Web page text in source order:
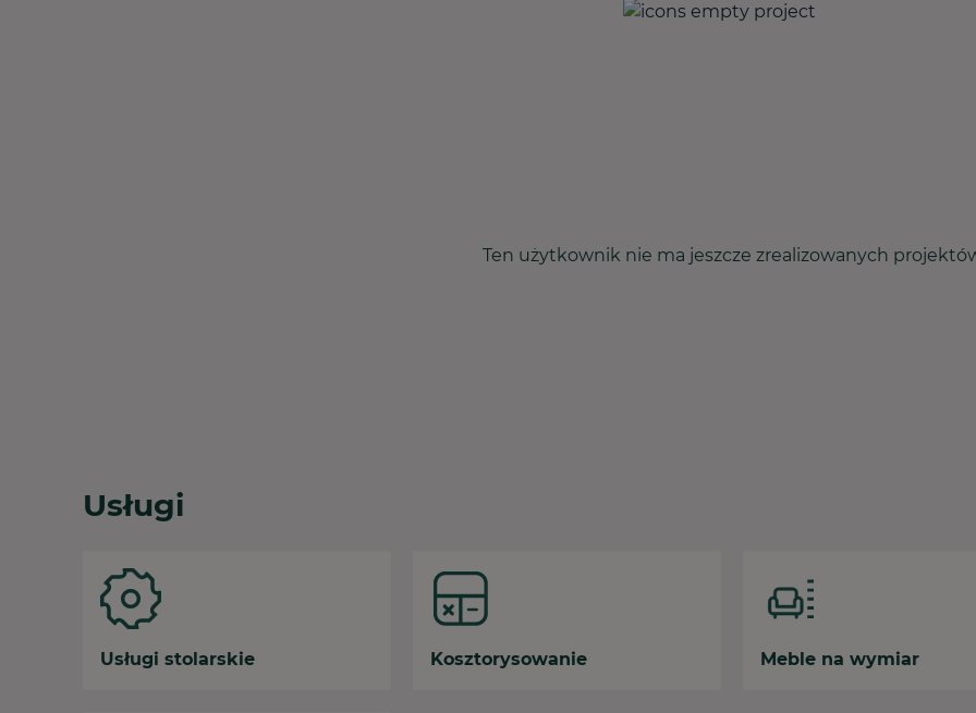
Ten użytkownik nie ma jeszcze zrealizowanych
Usługi
Usługi stolarskie Kosztorysowanie Meble na wymiar